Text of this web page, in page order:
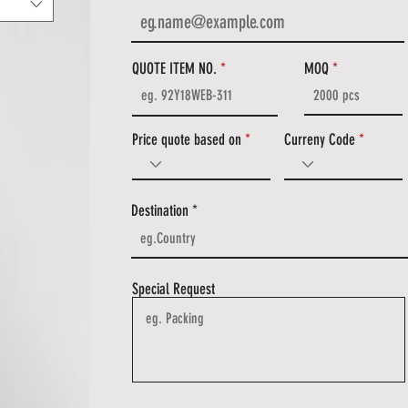
QUOTE ITEM NO.
Price quote based on
MOQ
Curreny Code
Destination
Special Request